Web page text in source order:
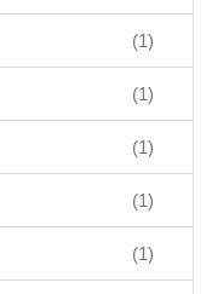
(1)
(1)
(1)
(1)
(1)